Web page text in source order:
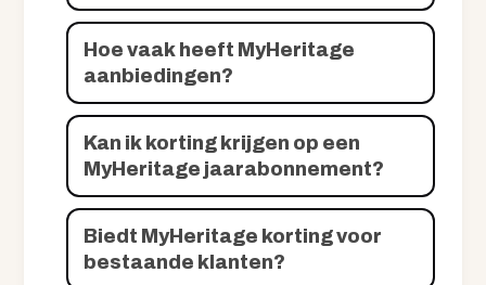
Hoe vaak heeft MyHeritage
aanbiedingen?
Kan ik korting krijgen op een
MyHeritage jaarabonnement?
Biedt MyHeritage korting voor
bestaande klanten?